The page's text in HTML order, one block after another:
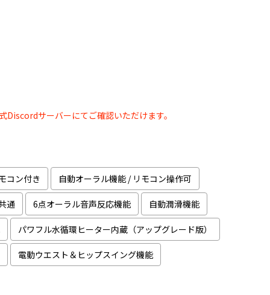
サーバーにてご確認いただけます。
コン付き 自動オーラル機能 / リモコン操作可
通 6点オーラル音声反応機能 自動潤滑機能
パワフル水循環ヒーター内蔵（アップグレード版）
電動ウエスト＆ヒップスイング機能